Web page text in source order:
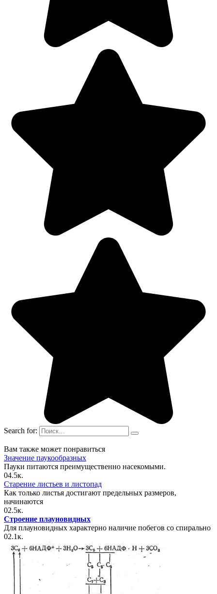
Search for:
Вам также может понравиться
Значение паукообразных
Пауки питаются преимущественно насекомыми.
04.5к.
Старение листьев и листопад
Как только листья достигают предельных размеров,
начинаются
02.5к.
Строение плауновидных
Для плауновидных характерно наличие побегов со спирально
02.1к.